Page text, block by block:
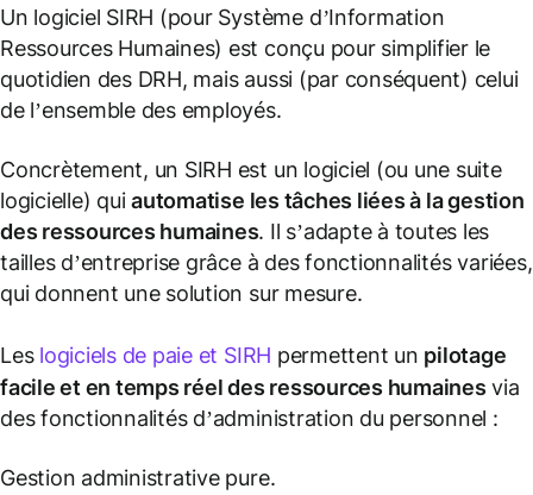
Un logiciel SIRH (pour Système d’Information
Ressources Humaines) est conçu pour simplifier le
quotidien des DRH, mais aussi (par conséquent) celui
de l’ensemble des employés.
Concrètement, un SIRH est un logiciel (ou une suite
logicielle) quiautomatise les tâches liées à la gestion
des ressources humaines. Il s’adapte à toutes les
tailles d’entreprise grâce à des fonctionnalités variées,
qui donnent une solution sur mesure.
Les logiciels de paie et SIRH permettent un pilotage
facile et en temps réel des ressources humaines via
des fonctionnalités d’administration du personnel :
Gestion administrative pure.